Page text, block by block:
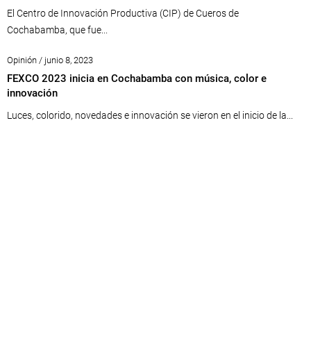
El Centro de Innovación Productiva (CIP) de Cueros de
Cochabamba, que fue...
Opinión / junio 8, 2023
FEXCO 2023 inicia en Cochabamba con música, color e
innovación
Luces, colorido, novedades e innovación se vieron en el inicio de la...